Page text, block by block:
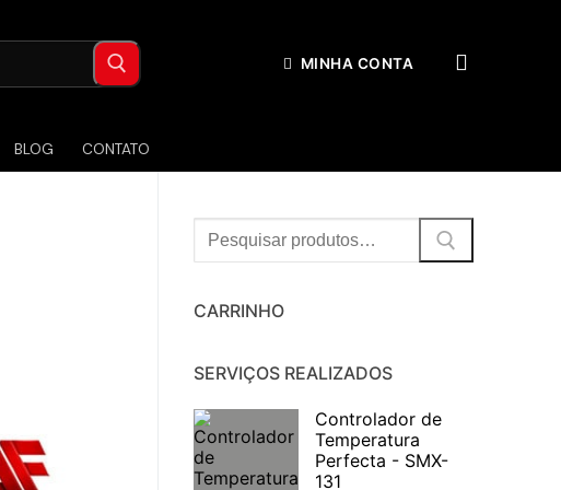
MINHA CONTA
BLOG CONTATO
Procurar:
CARRINHO
SERVIÇOS REALIZADOS
Controlador de
Temperatura
Perfecta - SMX-
131